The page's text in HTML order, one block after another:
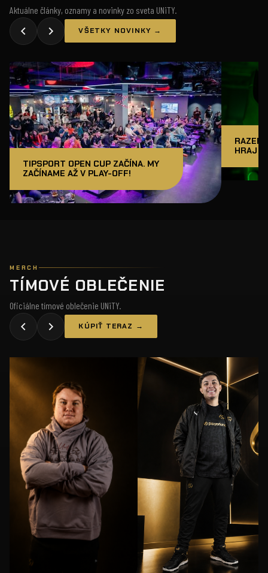
Aktuálne články, oznamy a novinky zo sveta UNiTY.
VŠETKY NOVINKY →
TIPSPORT OPEN CUP ZAČÍNA. MY
ZAČÍNAME AŽ V PLAY-OFF!
RAZER
HRAJ
MERCH
TÍMOVÉ OBLEČENIE
Oficiálne tímové oblečenie UNiTY.
KÚPIŤ TERAZ →